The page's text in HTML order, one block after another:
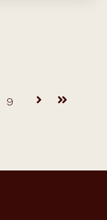
9 NesteSiste